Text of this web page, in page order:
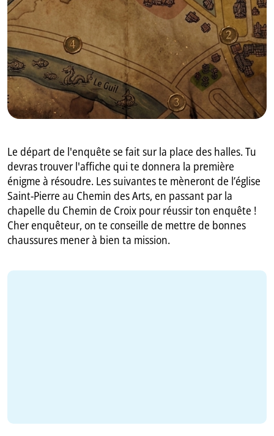
Le départ de l'enquête se fait sur la place des halles. Tu
devras trouver l'affiche qui te donnera la première
énigme à résoudre. Les suivantes te mèneront de l’église
Saint-Pierre au Chemin des Arts, en passant par la
chapelle du Chemin de Croix pour réussir ton enquête !
Cher enquêteur, on te conseille de mettre de bonnes
chaussures mener à bien ta mission.